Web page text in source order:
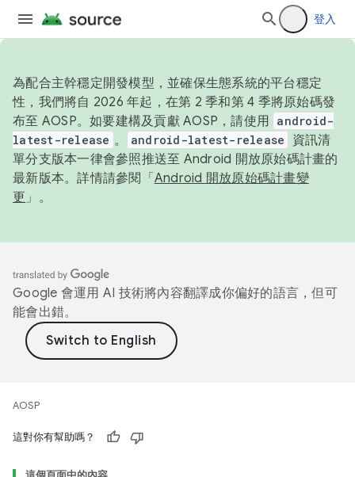
登入
為配合主幹穩定開發模型，並確保生態系統的平台穩定
性，我們將自 2026 年起，在第 2 季和第 4 季將原始碼發
布至 AOSP。如要建構及貢獻 AOSP，請使用 android-
latest-release 。 android-latest-release
資訊清
單分支版本一律會參照推送至 Android 開放原始碼計畫的
最新版本。詳情請參閱「 Android 開放原始碼計畫變
更 」。
Google 會運用 AI 技術將內容翻譯成你偏好的語言，但可
能會出錯。
AOSP
這對你有幫助嗎？